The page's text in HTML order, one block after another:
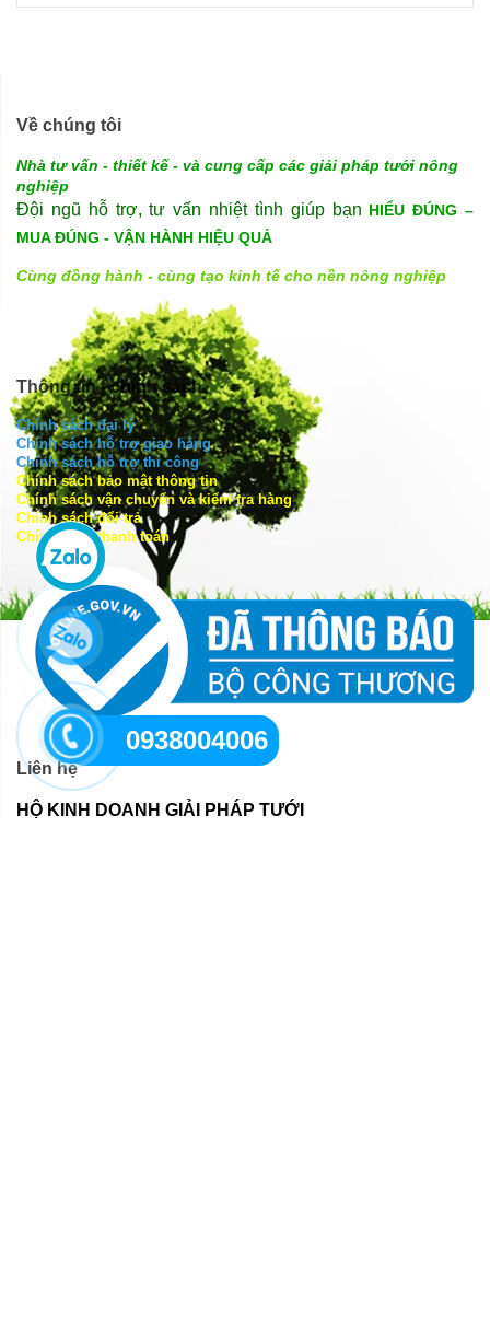
Về chúng tôi
Nhà tư vấn - thiết kế - và cung cấp các giải pháp tưới nông
nghiệp
Đội ngũ hỗ trợ, tư vấn nhiệt tình giúp bạn HIỂU ĐÚNG –
MUA ĐÚNG - VẬN HÀNH HIỆU QUẢ
Cùng đồng hành - cùng tạo kinh tế cho nền nông nghiệp
Thông tin - chính sách
Chính sách đại lý
Chính sách hỗ trợ giao hàng
Chính sách hỗ trợ thi công
Chính sách bảo mật thông tin
Chính sách vận chuyển và kiểm tra hàng
Chính sách đổi trả
Chính sách thanh toán
Liên hệ
HỘ KINH DOANH GIẢI PHÁP TƯỚI
0938004006